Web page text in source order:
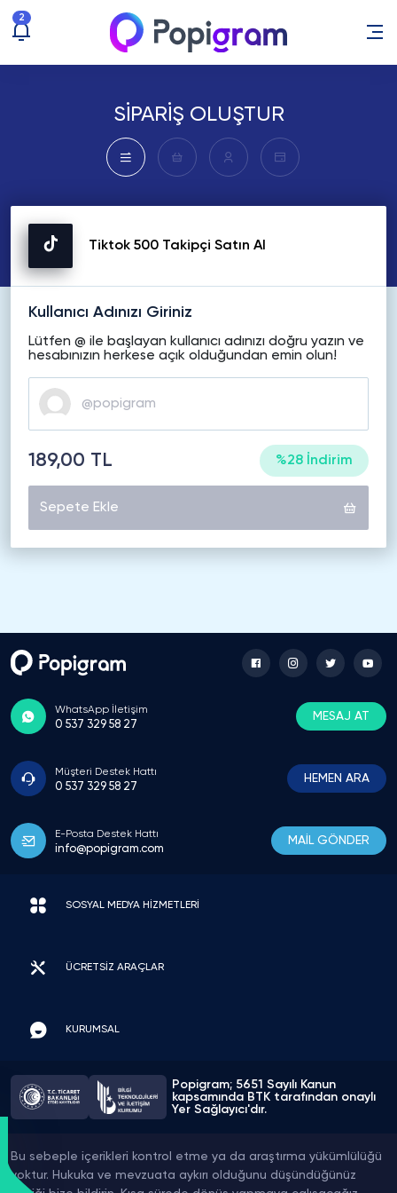
2
SİPARİŞ OLUŞTUR
Tiktok 500 Takipçi Satın Al
Kullanıcı Adınızı Giriniz
Lütfen @ ile başlayan kullanıcı adınızı doğru yazın ve
hesabınızın herkese açık olduğundan emin olun!
189,00 TL %28 İndirim
Sepete Ekle
WhatsApp İletişim
0 537 329 58 27
MESAJ AT
Müşteri Destek Hattı
0 537 329 58 27
HEMEN ARA
E-Posta Destek Hattı
info@popigram.com
MAİL GÖNDER
SOSYAL MEDYA HİZMETLERİ
ÜCRETSİZ ARAÇLAR
KURUMSAL
Popigram; 5651 Sayılı Kanun
kapsamında BTK tarafından onaylı
Yer Sağlayıcı'dır.
Bu sebeple içerikleri kontrol etme ya da araştırma yükümlülüğü
yoktur. Hukuka ve mevzuata aykırı olduğunu düşündüğünüz